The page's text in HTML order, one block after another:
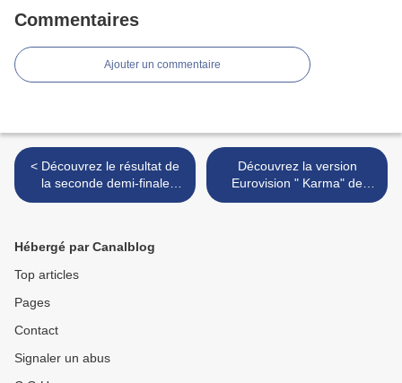
Commentaires
Ajouter un commentaire
< Découvrez le résultat de
la seconde demi-finale
portugaise
Découvrez la version
Eurovision " Karma" de
Anxhela Peristeri pour
Hébergé par Canalblog
Top articles
Pages
Contact
Signaler un abus